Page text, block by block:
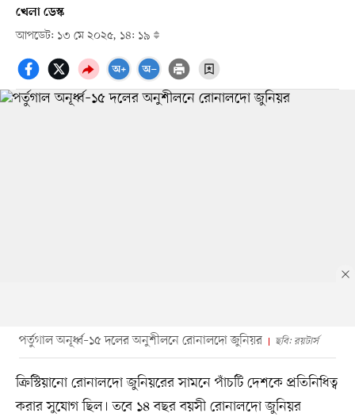
খেলা ডেস্ক
আপডেট: ১৩ মে ২০২৫, ১৪: ১৯
পর্তুগাল অনূর্ধ্ব–১৫ দলের অনুশীলনে রোনালদো জুনিয়র ছবি: রয়টার্স
ক্রিস্টিয়ানো রোনালদো জুনিয়রের সামনে পাঁচটি দেশকে প্রতিনিধিত্ব
করার সুযোগ ছিল। তবে ১৪ বছর বয়সী রোনালদো জুনিয়র